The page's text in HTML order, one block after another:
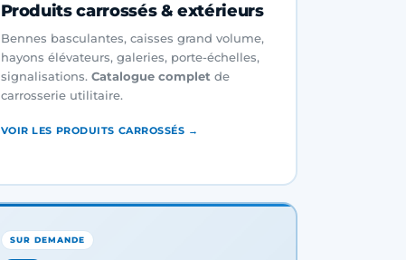
Produits carrossés & extérieurs
Bennes basculantes, caisses grand volume,
hayons élévateurs, galeries, porte-échelles,
signalisations. Catalogue completde
carrosserie utilitaire.
VOIR LES PRODUITS CARROSSÉS →
SUR DEMANDE